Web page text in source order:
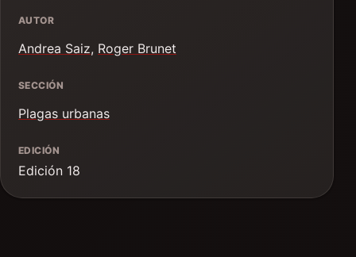
AUTOR
Andrea Saiz, Roger Brunet
SECCIÓN
Plagas urbanas
EDICIÓN
Edición 18